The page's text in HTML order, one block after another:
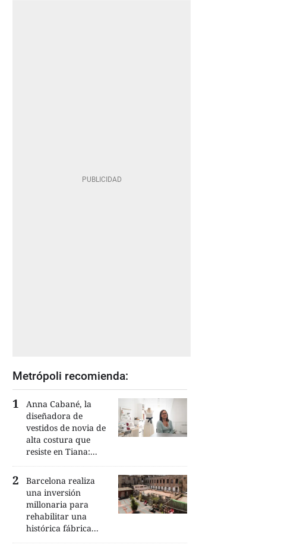
Metrópoli recomienda:
Anna Cabané, la
diseñadora de
vestidos de novia de
alta costura que
resiste en Tiana:...
Barcelona realiza
una inversión
millonaria para
rehabilitar una
histórica fábrica...